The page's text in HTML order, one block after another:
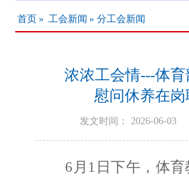
首页 » 工会新闻 » 分工会新闻
浓浓工会情---体
慰问休养在岗
发文时间： 2026-06-03
6月1日下午，体